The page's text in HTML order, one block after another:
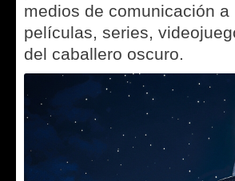
medios de comunicación
películas, series,
del caballero oscuro.